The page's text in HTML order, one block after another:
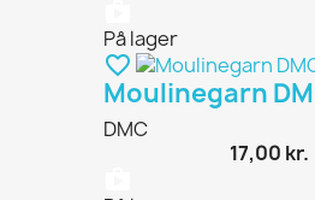
På lager
favorite_border
Moulinegarn
DMC
17,00 kr.